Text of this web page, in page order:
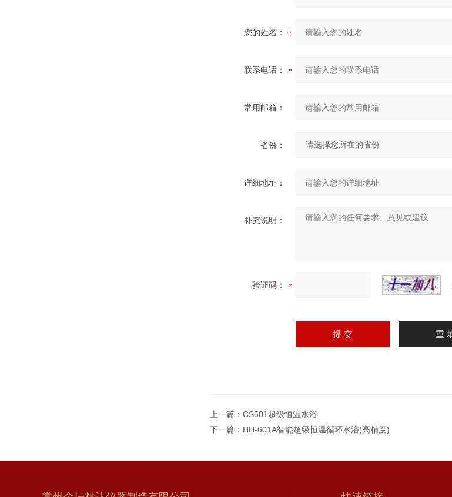
您的姓名：
联系电话：
常用邮箱：
省份：
详细地址：
补充说明：
验证码：
上一篇： CS501超级恒温水浴
下一篇： HH-601A智能超级恒温循环水浴(高精度)